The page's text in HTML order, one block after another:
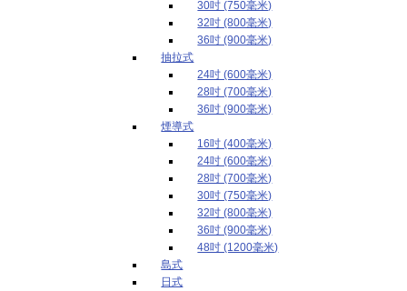
30吋 (750毫米)
32吋 (800毫米)
36吋 (900毫米)
抽拉式
24吋 (600毫米)
28吋 (700毫米)
36吋 (900毫米)
煙導式
16吋 (400毫米)
24吋 (600毫米)
28吋 (700毫米)
30吋 (750毫米)
32吋 (800毫米)
36吋 (900毫米)
48吋 (1200毫米)
島式
日式